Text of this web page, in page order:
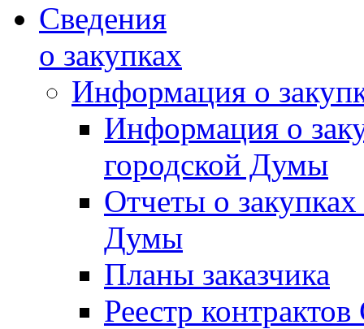
Сведения
о закупках
Информация о
Информация о
городской Думы
Отчеты о
Думы
Планы заказчика
Реестр